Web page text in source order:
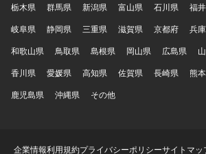
栃木県
群馬県 新潟県 富山県 石川県 福
岐阜県
静岡県 三重県 滋賀県 京都府 兵
和歌山県
鳥取県 島根県 岡山県 広島県
香川県
愛媛県 高知県 佐賀県 長崎県 熊
鹿児島県
沖縄県 その他
企業情報利用規約プライバシーポリシーサイトマッ